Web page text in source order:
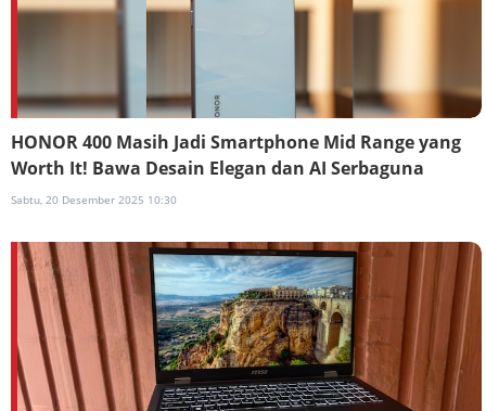
HONOR 400 Masih Jadi Smartphone Mid Range yang
Worth It! Bawa Desain Elegan dan AI Serbaguna
Sabtu, 20 Desember 2025 10:30